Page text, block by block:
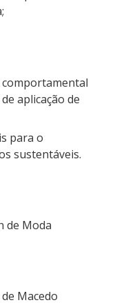
aplicação de
para o
sustentáveis.
de Moda
Macedo